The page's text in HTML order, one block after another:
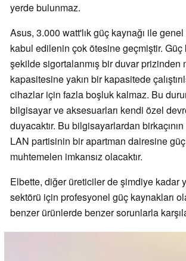
yerde bulunmaz.
Asus, 3.000 watt'lık güç kaynağı ile
kabul edilenin çok ötesine geçmiştir. Güç
şekilde sigortalanmış bir duvar prizinden
kapasitesine yakın bir kapasitede
cihazlar için fazla boşluk kalmaz. Bu
bilgisayar ve aksesuarları kendi özel
duyacaktır. Bu bilgisayarlardan
LAN partisinin bir apartman dairesine
muhtemelen imkansız olacaktır.
Elbette, diğer üreticiler de şimdiye kadar
sektörü için profesyonel güç kaynakları
benzer ürünlerde benzer sorunlarla